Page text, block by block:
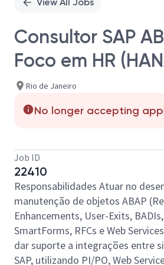
Consultor SAP
Foco em HR
Rio de Janeiro
No longer accepting
Job ID
22410
Responsabilidades Atuar no
manutenção de objetos ABAP
Enhancements, User-Exits,
SmartForms, RFCs e Web
dar suporte a integrações entre
SAP, utilizando PI/PO, Web